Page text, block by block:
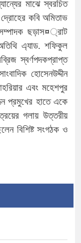
মাঝে স্বরচিত
দ্রোহের কবি অমিতাভ
সম্পাদক ছড়াস¤্রাট
এ্যাড. শফিকুল
স্বর্ণপদকপ্রাপ্ত
হোসেনউদ্দীন
এবং মহেশপুর
প্রমুখের হাতে একে
গলায় উত্তরীয়
বিশিষ্ট সংগঠক ও